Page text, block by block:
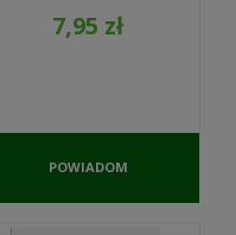
Granum
7,95 zł
POWIADOM
DOSTĘPNOŚCI